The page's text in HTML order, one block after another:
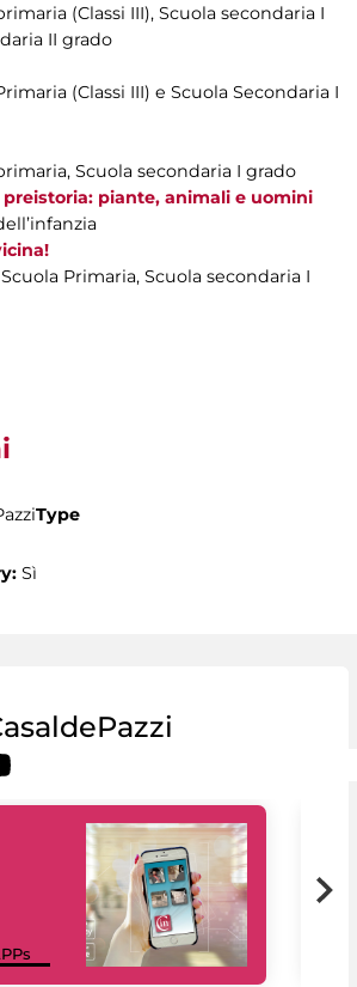
(Classi III), Scuola secondaria I
II grado
(Classi III) e Scuola Secondaria I
Scuola secondaria I grado
piante, animali e uomini
Primaria, Scuola secondaria I
Type
Sì